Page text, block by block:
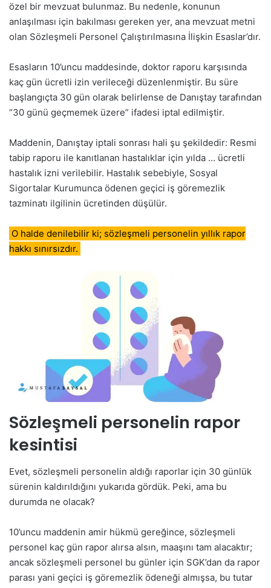
özel bir mevzuat bulunmaz. Bu nedenle, konunun
anlaşılması için bakılması gereken yer, ana mevzuat metni
olan Sözleşmeli Personel Çalıştırılmasına İlişkin Esaslar’dır.
Esasların 10’uncu maddesinde, doktor raporu karşısında
kaç gün ücretli izin verileceği düzenlenmiştir. Bu süre
başlangıçta 30 gün olarak belirlense de Danıştay tarafından
“30 günü geçmemek üzere” ifadesi iptal edilmiştir.
Maddenin, Danıştay iptali sonrası hali şu şekildedir: Resmi
tabip raporu ile kanıtlanan hastalıklar için yılda … ücretli
hastalık izni verilebilir. Hastalık sebebiyle, Sosyal
Sigortalar Kurumunca ödenen geçici iş göremezlik
tazminatı ilgilinin ücretinden düşülür.
O halde denilebilir ki; sözleşmeli personelin yıllık rapor
hakkı sınırsızdır.
Sözleşmeli personelin rapor
kesintisi
Evet, sözleşmeli personelin aldığı raporlar için 30 günlük
sürenin kaldırıldığını yukarıda gördük. Peki, ama bu
durumda ne olacak?
10’uncu maddenin amir hükmü gereğince, sözleşmeli
personel kaç gün rapor alırsa alsın, maaşını tam alacaktır;
ancak sözleşmeli personel bu günler için SGK’dan da rapor
parası yani geçici iş göremezlik ödeneği almışsa, bu tutar